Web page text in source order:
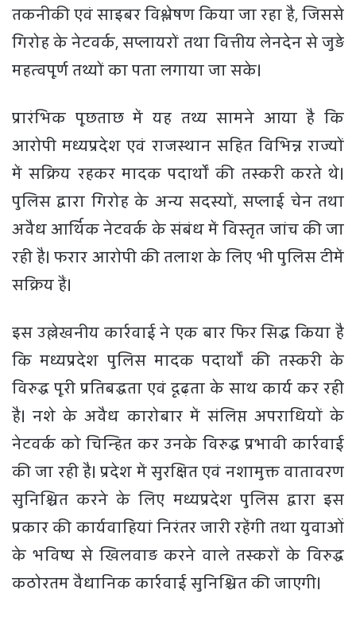
तकनीकी एवं साइबर विश्लेषण किया जा रहा है, जिससे
गिरोह के नेटवर्क, सप्लायरों तथा वित्तीय लेनदेन से जुड़े
महत्वपूर्ण तथ्यों का पता लगाया जा सके।
प्रारंभिक पूछताछ में यह तथ्य सामने आया है कि
आरोपी मध्यप्रदेश एवं राजस्थान सहित विभिन्न राज्यों
में सक्रिय रहकर मादक पदार्थों की तस्करी करते थे।
पुलिस द्वारा गिरोह के अन्य सदस्यों, सप्लाई चेन तथा
अवैध आर्थिक नेटवर्क के संबंध में विस्तृत जांच की जा
रही है। फरार आरोपी की तलाश के लिए भी पुलिस टीमें
सक्रिय हैं।
इस उल्लेखनीय कार्रवाई ने एक बार फिर सिद्ध किया है
कि मध्यप्रदेश पुलिस मादक पदार्थों की तस्करी के
विरुद्ध पूरी प्रतिबद्धता एवं दृढ़ता के साथ कार्य कर रही
है। नशे के अवैध कारोबार में संलिप्त अपराधियों के
नेटवर्क को चिन्हित कर उनके विरुद्ध प्रभावी कार्रवाई
की जा रही है। प्रदेश में सुरक्षित एवं नशामुक्त वातावरण
सुनिश्चित करने के लिए मध्यप्रदेश पुलिस द्वारा इस
प्रकार की कार्यवाहियां निरंतर जारी रहेंगी तथा युवाओं
के भविष्य से खिलवाड़ करने वाले तस्करों के विरुद्ध
कठोरतम वैधानिक कार्रवाई सुनिश्चित की जाएगी।